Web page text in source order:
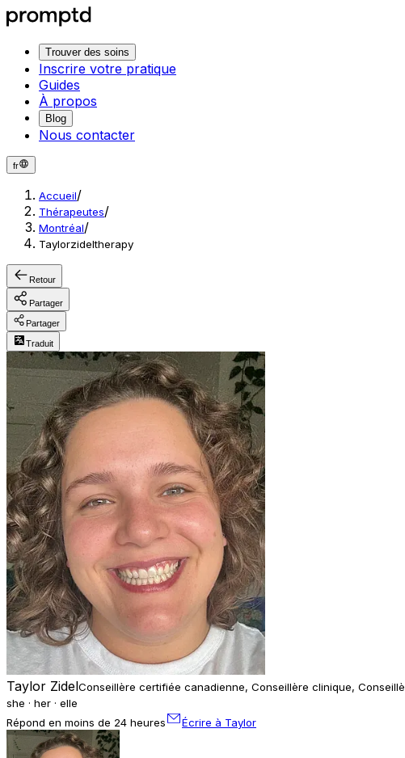
Trouver des soins
Inscrire votre pratique
Guides
À propos
Blog
Nous contacter
fr
Accueil/
Thérapeutes/
Montréal/
Taylorzideltherapy
Retour
Partager
Partager
Traduit
Taylor ZidelConseillère certifiée canadienne, Conseillère clinique,
she · her · elle
Répond en moins de 24 heures
Écrire à Taylor